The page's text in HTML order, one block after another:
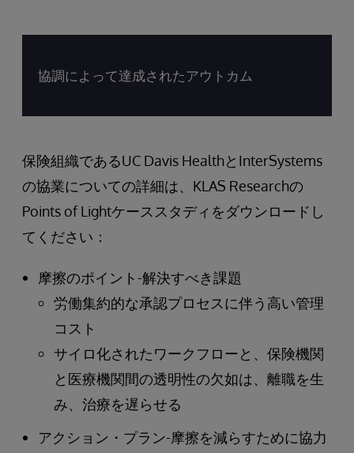
協調によって達成されたアウトカム
保険組織であるUC Davis HealthとInterSystems
の協業についての詳細は、KLAS Researchの
Points of Lightケーススタディをダウンロードし
てください：
摩擦のポイント-解決すべき課題
労働集約的な承認プロセスに伴う高い管理
コスト
サイロ化されたワークフローと、保険機関
と医療機関間の透明性の欠如は、離職を生
み、治療を遅らせる
アクション・プラン-摩擦を減らすために協力